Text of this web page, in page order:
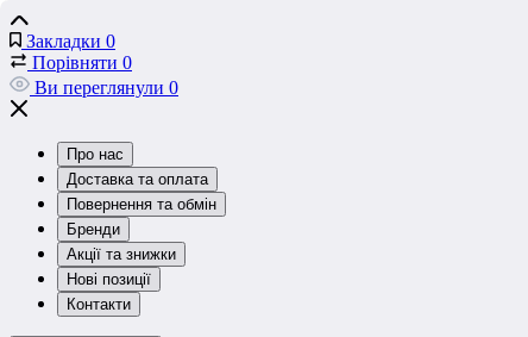
Закладки 0
Порівняти 0
Ви переглянули 0
Про нас
Доставка та оплата
Повернення та обмін
Бренди
Акції та знижки
Нові позиції
Контакти